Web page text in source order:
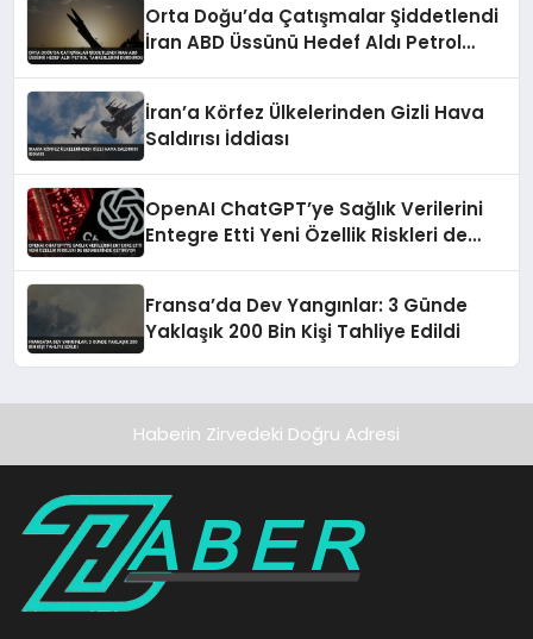
Orta Doğu’da Çatışmalar Şiddetlendi
İran ABD Üssünü Hedef Aldı Petrol
İran’a Körfez Ülkelerinden Gizli Hava
Saldırısı İddiası
OpenAI ChatGPT’ye Sağlık Verilerini
Entegre Etti Yeni Özellik Riskleri de
Fransa’da Dev Yangınlar: 3 Günde
Yaklaşık 200 Bin Kişi Tahliye Edildi
Haberin Zirvedeki Doğru Adresi